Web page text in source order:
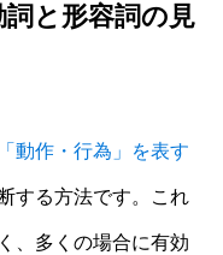
と形容詞の見
動作・行為」を表す
する方法です。これ
、多くの場合に有効